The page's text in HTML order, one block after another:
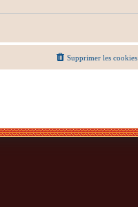
Supprimer les cookies